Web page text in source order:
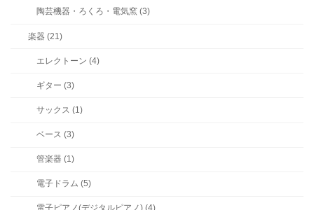
陶芸機器・ろくろ・電気窯 (3)
楽器 (21)
エレクトーン (4)
ギター (3)
サックス (1)
ベース (3)
管楽器 (1)
電子ドラム (5)